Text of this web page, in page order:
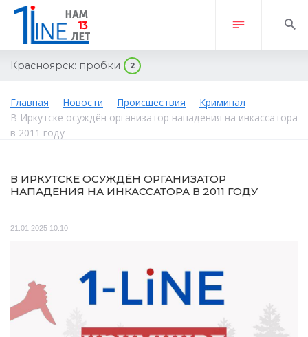
Красноярск: пробки 2
Главная Новости Происшествия
Криминал
В Иркутске осуждён организатор нападения на инкассатора
в 2011 году
В ИРКУТСКЕ ОСУЖДЁН ОРГАНИЗАТОР
НАПАДЕНИЯ НА ИНКАССАТОРА В 2011 ГОДУ
21.01.2025 10:10